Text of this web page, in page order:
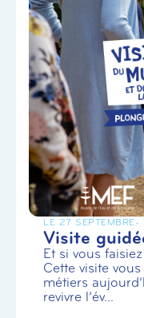
LE 27 SEPTEMBRE-
Visite
Et si vous
Cette visite
métiers
revivre l’év...